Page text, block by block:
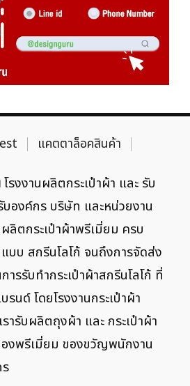
แคตตาล็อคสินค้า
โรงงานผลิตกระเป๋าผ้า และ รับ
บองค์กร บริษัท และหน่วยงาน
ผลิตกระเป๋าผ้าพรีเมี่ยม ครบ
บบ สกรีนโลโก้ จนถึงการจัดส่ง
รรับทำกระเป๋าผ้าสกรีนโลโก้ ที่
ด์ โดยโรงงานกระเป๋าผ้า
ารับผลิตถุงผ้า และ กระเป๋าผ้า
องพรีเมี่ยม ของขวัญพนักงาน